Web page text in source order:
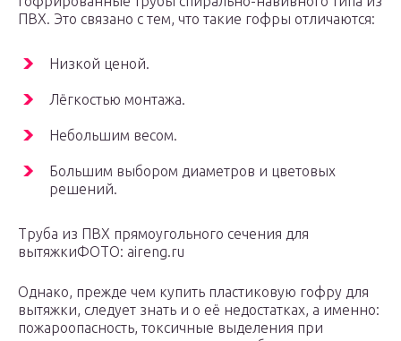
ПВХ. Это связано с тем, что такие гофры отличаются:
Низкой ценой.
Лёгкостью монтажа.
Небольшим весом.
Большим выбором диаметров и цветовых
решений.
Труба из ПВХ прямоугольного сечения для
вытяжкиФОТО: aireng.ru
Однако, прежде чем купить пластиковую гофру для
вытяжки, следует знать и о её недостатках, а именно:
пожароопасность, токсичные выделения при